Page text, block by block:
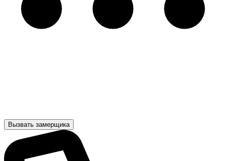
Вызвать замерщика